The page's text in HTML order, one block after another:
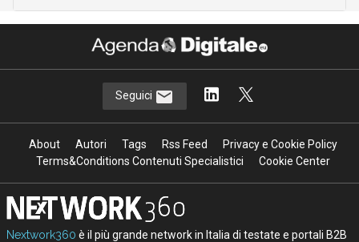
Seguici
About Autori Tags Rss Feed
Privacy e Cookie Policy
Terms&Conditions Contenuti Specialistici
Cookie Center
Nextwork360 è il più grande network in Italia di testate e portali B2B